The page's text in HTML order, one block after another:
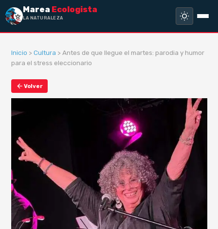
Marea Ecologista
LA NATURALEZA NO HA H
Inicio > Cultura > Antes de que llegue el martes: parodia y humor
para el stress eleccionario
Volver